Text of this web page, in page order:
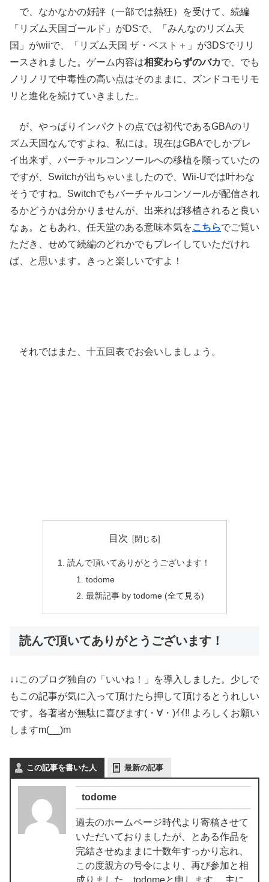
で、なかなかの好評（一部では熱狂）を受けて、続編
「リズム天国ゴールド」がDSで、「みんなのリズム天
国」がwiiで、「リズム天国 ザ・ベスト＋」が3DSでリリ
ースされました。ゲーム内容は相変わらずのバカで、でも
ノリノリで中毒性の高い点はそのままに、ズンドコモリモ
リと進化を続けていきました。
が、やっぱりインパクトの点では初代であるGBAのリ
ズム天国なんですよね、私には。現在はGBAでしかプレ
イ出来ず、バーチャルコンソールへの移植を願っていたの
ですが、Switchが出ちゃいましたので、Wii-Uでは叶わな
そうですね。Switchでもバーチャルコンソールが配信され
るかどうかは分かりませんが、出来れば移植されると良い
なぁ。ともあれ、任天堂のある意味本気をこちらでご覧い
ただき、せめて続編のどれかでもプレイしていただけれ
ば、と思います。きっと楽しいですよ！
それではまた、十五回表でお会いしましょう。
目次
読んで頂いてありがとうございます！
todome
最新記事 by todome (全て見る)
読んで頂いてありがとうございます！
↓↓このブログ独自の「いいね！」を導入しました。少しで
もこの記事が気に入って頂けたら押して頂けるとうれしい
です。各著者が無駄に喜びます(・∀・)ｲｲ!! よろしくお願い
しますm(__)m
この記事を書いた人 最新の記事
todome
過去のホームページ時代より寄稿させて
いただいておりましたが、とある作品を
完結させぬままに十数年すっかり忘れ、
この度親方の号令により、再び参加と相
成りました、todomeと申します。 主に